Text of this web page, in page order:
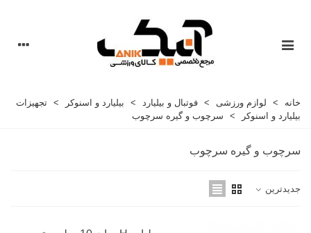
خانه > لوازم ورزشی > فوتبال و بیلیارد > بیلیارد و اسنوکر > تجهیزات
بیلیارد و اسنوکر
> سرچوب و گیره سرچوب
سرچوب و گیره سرچوب
جدیدترین